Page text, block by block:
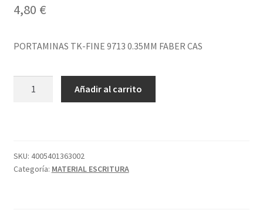
4,80 €
PORTAMINAS TK-FINE 9713 0.35MM FABER CAS
FABER
CAS
Añadir al carrito
SKU: 4005401363002
Categoría: MATERIAL ESCRITURA